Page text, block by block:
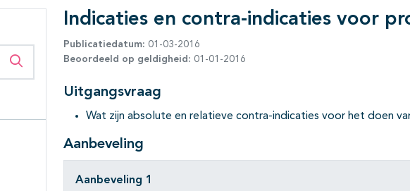
Zoeken binnen deze richtlijn
Indicaties en contra-indicaties voor
Publicatiedatum: 01-03-2016
Beoordeeld op geldigheid: 01-01-2016
Uitgangsvraag
Wat zijn absolute en relatieve contra-indicaties voor het doen
Aanbeveling
Aanbeveling 1